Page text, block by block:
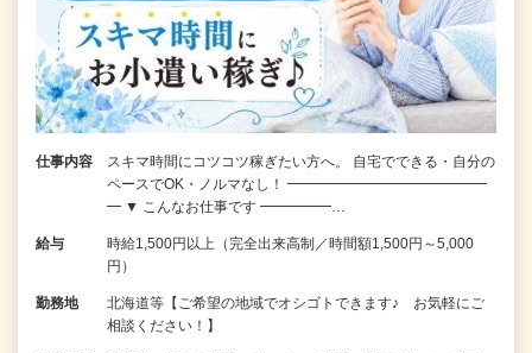
仕事内容
スキマ時間にコツコツ稼ぎたい方へ。 自宅でできる・自分の
ペースでOK・ノルマなし！ ━━━━━━━━━━━━━━
━ ▼ こんなお仕事です ━━━━━…
給与
時給1,500円以上（完全出来高制／時間額1,500円～5,000
円）
勤務地
北海道等【ご希望の地域でオシゴトできます♪ お気軽にご
相談ください！】